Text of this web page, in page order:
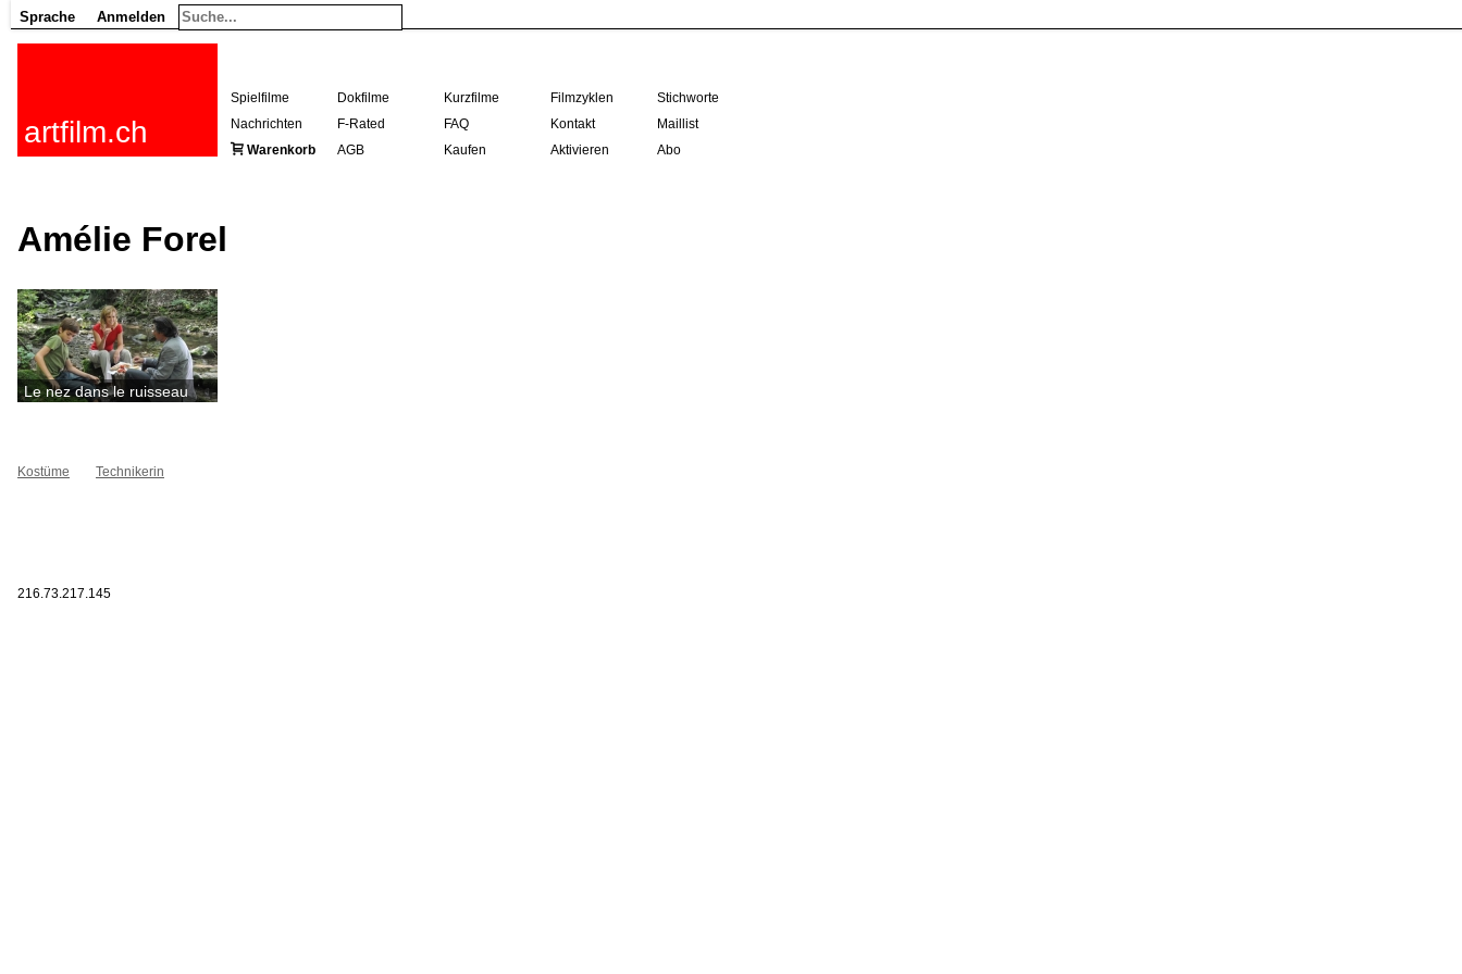
Sprache Anmelden
artfilm.ch
Spielfilme Dokfilme Kurzfilme Filmzyklen
Stichworte
Nachrichten
F-Rated FAQ Kontakt
Maillist
Warenkorb
AGB Kaufen Aktivieren Abo
Amélie Forel
Le nez dans le ruisseau
Kostüme Technikerin
216.73.217.145